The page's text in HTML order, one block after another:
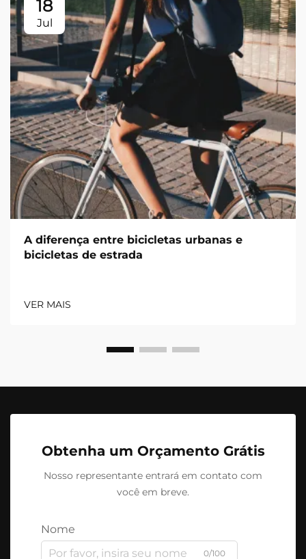
18
Jul
A diferença entre bicicletas urbanas e
bicicletas de estrada
VER MAIS
Obtenha um Orçamento Grátis
Nosso representante entrará em contato com
você em breve.
Nome
0/100